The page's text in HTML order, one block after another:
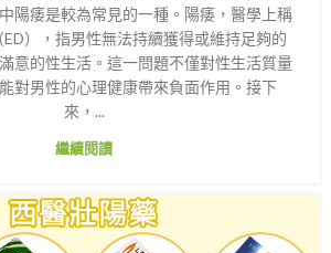
陽痿是較為常見的一種。陽痿，醫學上稱
），指男性無法持續獲得或維持足夠的
意的性生活。這一問題不僅對性生活質量
對男性的心理健康帶來負面作用。接下
來，...
繼續閱讀